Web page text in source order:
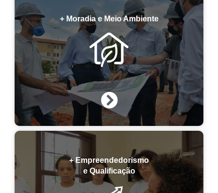
+ Moradia e Meio Ambiente
+ Empreendedorismo
e Qualificação